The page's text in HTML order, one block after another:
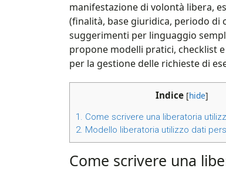
manifestazione di volontà libera,
(finalità, base giuridica, periodo
suggerimenti per linguaggio
propone modelli pratici, checklist
per la gestione delle richieste di
Indice [hide]
1. Come scrivere una liberatoria
2. Modello liberatoria utilizzo dati
Come scrivere una